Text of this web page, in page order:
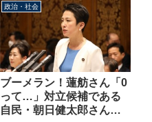
政治・社会
ブーメラン！蓮舫さん「0
って…」対立候補である
自民・朝日健太郎さんの